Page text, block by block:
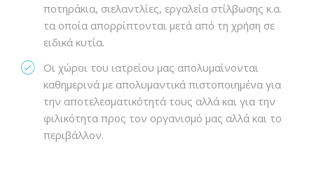
ποτηράκια, σιελαντλίες, εργαλεία στίλβωσης κ.α.
τα οποία απορρίπτονται μετά από τη χρήση σε
ειδικά κυτία.
Οι χώροι του ιατρείου μας απολυμαίνονται
καθημερινά με απολυμαντικά πιστοποιημένα για
την αποτελεσματικότητά τους αλλά και για την
φιλικότητα προς τον οργανισμό μας αλλά και το
περιβάλλον.